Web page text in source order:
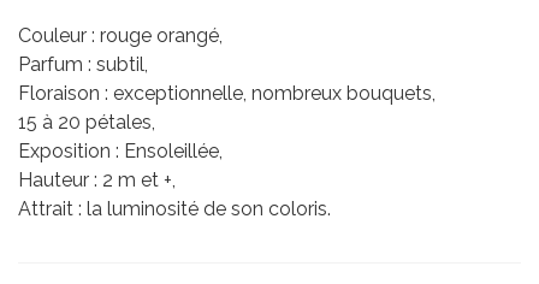
Couleur : rouge orangé,
Parfum : subtil,
Floraison : exceptionnelle, nombreux bouquets,
15 à 20 pétales,
Exposition : Ensoleillée,
Hauteur : 2 m et +,
Attrait : la luminosité de son coloris.